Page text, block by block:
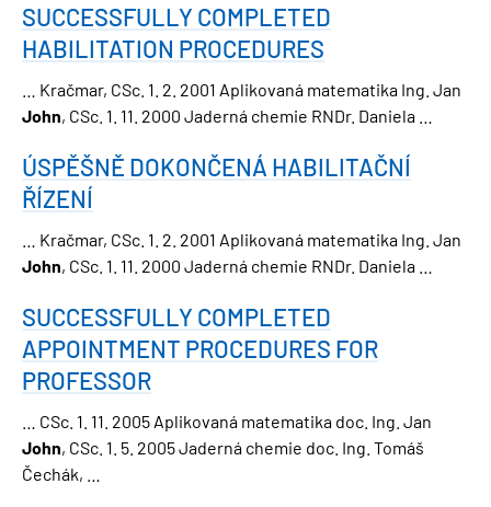
SUCCESSFULLY COMPLETED
HABILITATION PROCEDURES
… Kračmar, CSc. 1. 2. 2001 Aplikovaná matematika Ing. Jan
John, CSc. 1. 11. 2000 Jaderná chemie RNDr. Daniela …
ÚSPĚŠNĚ DOKONČENÁ HABILITAČNÍ
ŘÍZENÍ
… Kračmar, CSc. 1. 2. 2001 Aplikovaná matematika Ing. Jan
John, CSc. 1. 11. 2000 Jaderná chemie RNDr. Daniela …
SUCCESSFULLY COMPLETED
APPOINTMENT PROCEDURES FOR
PROFESSOR
… CSc. 1. 11. 2005 Aplikovaná matematika doc. Ing. Jan
John, CSc. 1. 5. 2005 Jaderná chemie doc. Ing. Tomáš
Čechák, …